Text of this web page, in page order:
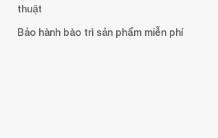
thuật
Bảo hành bào trì sản phẩm miễn phí